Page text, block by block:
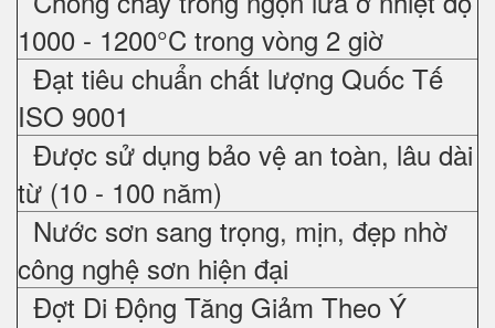
1000 - 1200°C trong vòng 2 giờ
Đạt tiêu chuẩn chất lượng Quốc Tế
ISO 9001
Được sử dụng bảo vệ an toàn, lâu dài
từ (10 - 100 năm)
Nước sơn sang trọng, mịn, đẹp nhờ
công nghệ sơn hiện đại
Đợt Di Động Tăng Giảm Theo Ý